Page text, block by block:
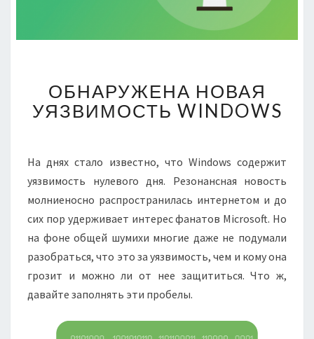
НОВАЯ
УЯЗВИМОСТЬ
WINDOWS
ОБНАРУЖЕНА НОВАЯ
УЯЗВИМОСТЬ WINDOWS
На днях стало известно, что Windows содержит
уязвимость нулевого дня. Резонансная новость
молниеносно распространилась интернетом и до
сих пор удерживает интерес фанатов Microsoft. Но
на фоне общей шумихи многие даже не подумали
разобраться, что это за уязвимость, чем и кому она
грозит и можно ли от нее защититься. Что ж,
давайте заполнять эти пробелы.